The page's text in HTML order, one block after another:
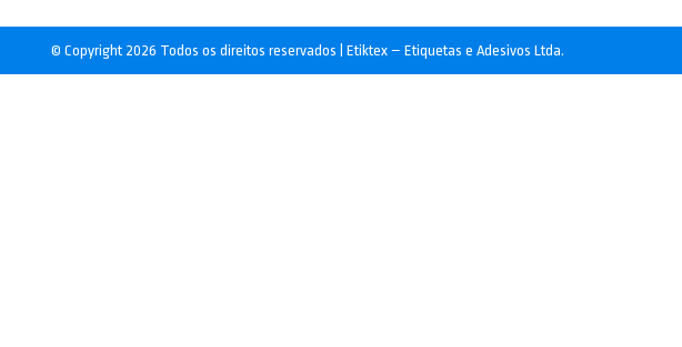
© Copyright 2026 Todos os direitos reservados | Etiktex – Etiquetas e Adesivos Ltda.